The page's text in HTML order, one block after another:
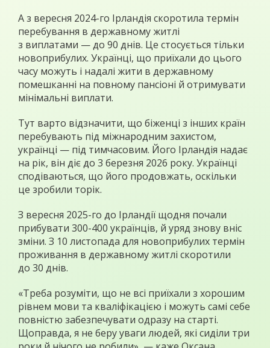
А з вересня 2024-го Ірландія скоротила термін
перебування в державному житлі
з виплатами — до 90 днів. Це стосується тільки
новоприбулих. Українці, що приїхали до цього
часу можуть і надалі жити в державному
помешканні на повному пансіоні й отримувати
мінімальні виплати.
Тут варто відзначити, що біженці з інших країн
перебувають під міжнародним захистом,
українці — під тимчасовим. Його Ірландія надає
на рік, він діє до 3 березня 2026 року. Українці
сподіваються, що його продовжать, оскільки
це зробили торік.
З вересня 2025-го до Ірландії щодня почали
прибувати 300-400 українців, й уряд знову вніс
зміни. З 10 листопада для новоприбулих термін
проживання в державному житлі скоротили
до 30 днів.
«Треба розуміти, що не всі приїхали з хорошим
рівнем мови та кваліфікацією і можуть самі себе
повністю забезпечувати одразу на старті.
Щоправда, я не беру уваги людей, які сиділи три